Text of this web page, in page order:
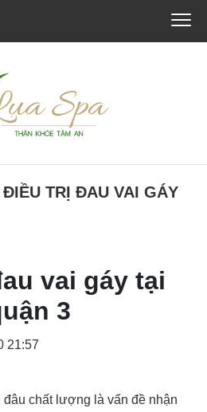
TRỊ ĐAU VAI GÁY
vai gáy tại
3
21:57
chất lượng là vấn đề nhận